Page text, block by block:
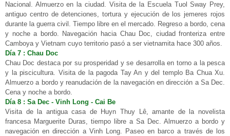
Nacional. Almuerzo en la ciudad. Visita de la Escuela Tuol Sway Prey,
antiguo centro de detenciones, tortura y ejecución de los jemeres rojos
durante la guerra civil. Tiempo libre en el mercado. Regreso a bordo, cena
y noche a bordo. Navegación hacia Chau Doc, ciudad fronteriza entre
Camboya y Vietnam cuyo territorio pasó a ser vietnamita hace 300 años.
Día 7 : Chau Doc
Chau Doc destaca por su prosperidad y se desarrolla en torno a la pesca
y la piscicultura. Visita de la pagoda Tay An y del templo Ba Chua Xu.
Almuerzo a bordo y reanudación de la navegación en dirección a Sa Dec.
Cena y noche a bordo.
Día 8 : Sa Dec - Vinh Long - Cai Be
Visita de la antigua casa de Huyn Thuy Lê, amante de la novelista
francesa Marguerite Duras, tiempo libre a Sa Dec. Almuerzo a bordo y
navegación en dirección a Vinh Long. Paseo en barco a través de los